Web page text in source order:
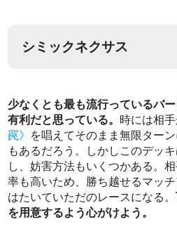
シミックネクサス
少なくとも最も流行っているバ
有利だと思っている。 時には相
罠》 を唱えてそのまま無限ター
もあるだろう。しかしこのデッ
し、妨害方法もいくつかある。
率も高いため、勝ち越せるマッ
はたいていただのレースになる。
を用意するよう心がけよう。